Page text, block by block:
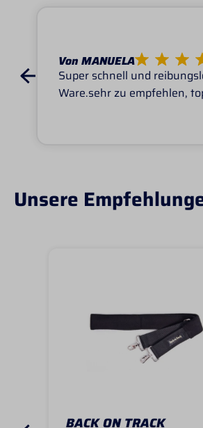
Von MANUELA
Super schnell und
Ware.sehr zu empfehlen,
Unsere
BACK ON TRACK